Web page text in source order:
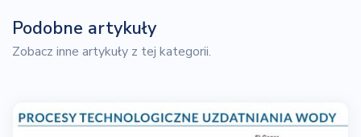
Podobne artykuły
Zobacz inne artykuły z tej kategorii.